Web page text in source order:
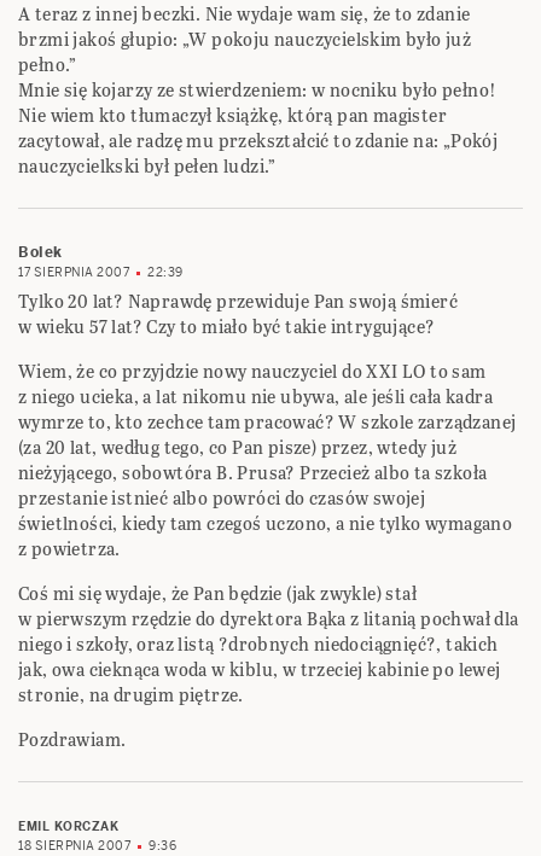
A teraz z innej beczki. Nie wydaje wam się, że to zdanie
brzmi jakoś głupio: „W pokoju nauczycielskim było już
pełno.”
Mnie się kojarzy ze stwierdzeniem: w nocniku było pełno!
Nie wiem kto tłumaczył książkę, którą pan magister
zacytował, ale radzę mu przekształcić to zdanie na: „Pokój
nauczycielkski był pełen ludzi.”
Bolek
17 SIERPNIA 2007 22:39
Tylko 20 lat? Naprawdę przewiduje Pan swoją śmierć
w wieku 57 lat? Czy to miało być takie intrygujące?
Wiem, że co przyjdzie nowy nauczyciel do XXI LO to sam
z niego ucieka, a lat nikomu nie ubywa, ale jeśli cała kadra
wymrze to, kto zechce tam pracować? W szkole zarządzanej
(za 20 lat, według tego, co Pan pisze) przez, wtedy już
nieżyjącego, sobowtóra B. Prusa? Przecież albo ta szkoła
przestanie istnieć albo powróci do czasów swojej
świetlności, kiedy tam czegoś uczono, a nie tylko wymagano
z powietrza.
Coś mi się wydaje, że Pan będzie (jak zwykle) stał
w pierwszym rzędzie do dyrektora Bąka z litanią pochwał dla
niego i szkoły, oraz listą ?drobnych niedociągnięć?, takich
jak, owa cieknąca woda w kiblu, w trzeciej kabinie po lewej
stronie, na drugim piętrze.
Pozdrawiam.
EMIL KORCZAK
18 SIERPNIA 2007
9:36